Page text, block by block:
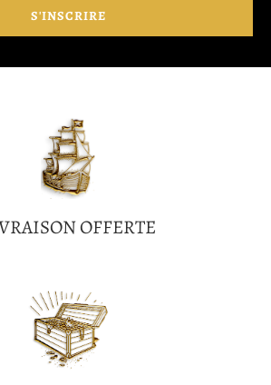
OFFERTE